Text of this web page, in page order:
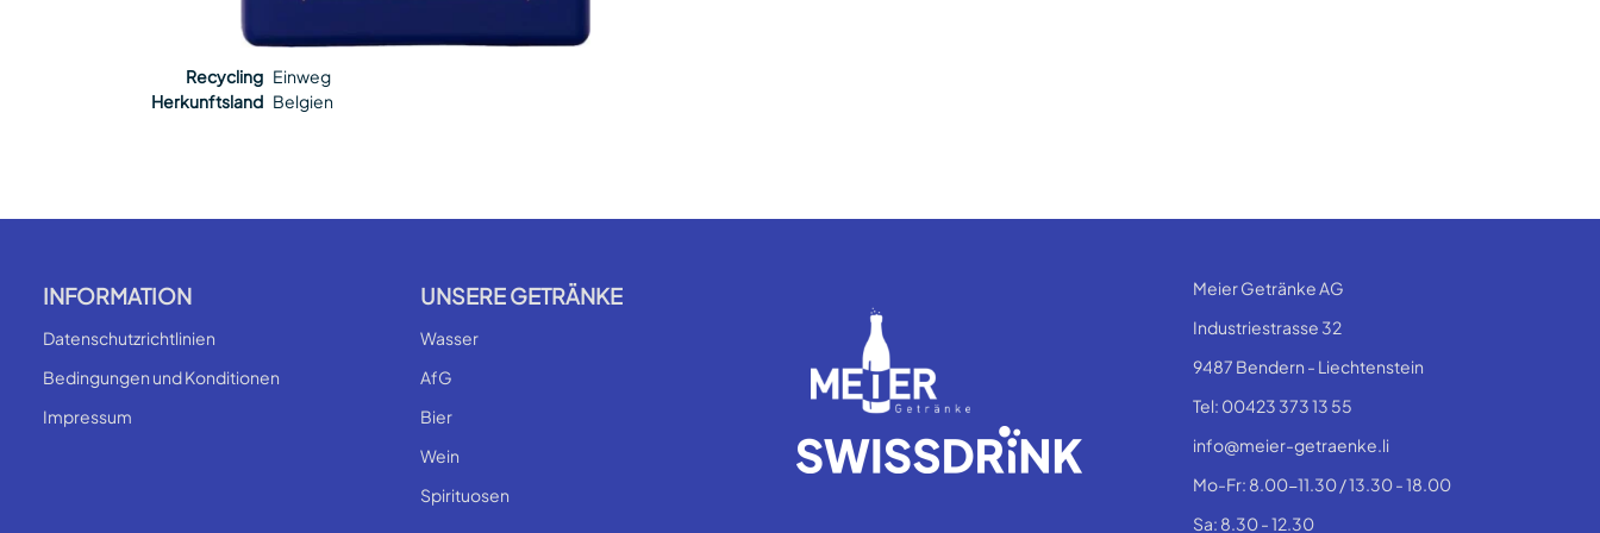
Recycling Einweg
Herkunftsland Belgien
INFORMATION
Datenschutzrichtlinien
Bedingungen und Konditionen
Impressum
UNSERE GETRÄNKE
Wasser
AfG
Bier
Wein
Spirituosen
Meier Getränke AG
Industriestrasse 32
9487 Bendern - Liechtenstein
Tel: 00423 373 13 55
info@meier-getraenke.li
Mo-Fr: 8.00-11.30 / 13.30 - 18.00
Sa: 8.30 - 12.30